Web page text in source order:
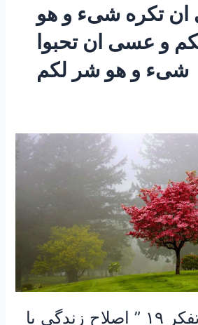
تکره شیء و هو
و عسی ان تحبوا
شیء و هو شر لکم
۱۱۶ – ساعتی تفکر ۱۹ ” اصلاح زندگی با